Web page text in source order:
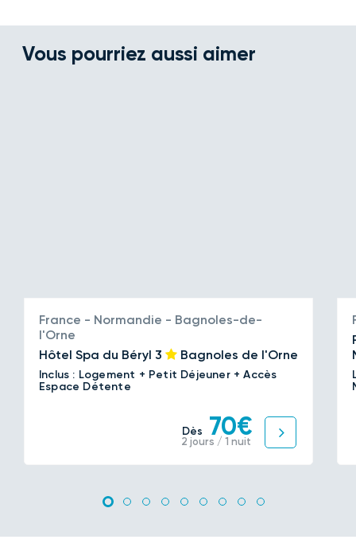
Vous pourriez aussi aimer
France - Normandie - Bagnoles-de-
l'Orne
Hôtel Spa du Béryl 3 Bagnoles de l'Orne
Inclus : Logement + Petit Déjeuner + Accès
Espace Détente
Dès 70€
2 jours / 1 nuit